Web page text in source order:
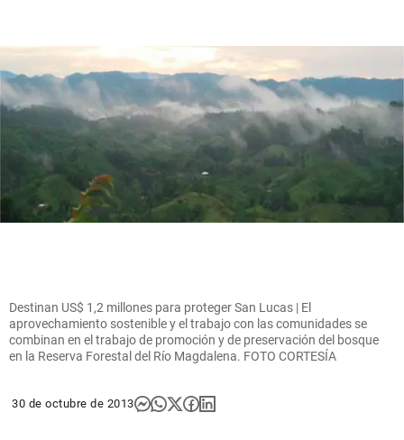
Destinan US$ 1,2 millones para proteger San Lucas | El
aprovechamiento sostenible y el trabajo con las comunidades se
combinan en el trabajo de promoción y de preservación del bosque
en la Reserva Forestal del Río Magdalena. FOTO CORTESÍA
30 de octubre de 2013